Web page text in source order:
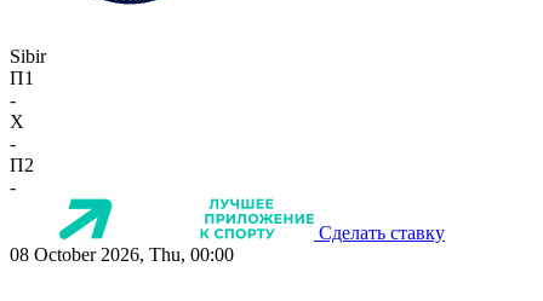
Sibir
П1
-
X
-
П2
-
Сделать ставку
08 October 2026, Thu, 00:00